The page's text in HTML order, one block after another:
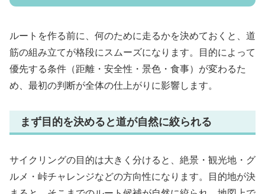
ルートを作る前に、何のために走るかを決めておくと、道
筋の組み立てが格段にスムーズになります。目的によって
優先する条件（距離・安全性・景色・食事）が変わるた
め、最初の判断が全体の仕上がりに影響します。
まず目的を決めると道が自然に絞られる
サイクリングの目的は大きく分けると、絶景・観光地・グ
ルメ・峠チャレンジなどの方向性になります。目的地が決